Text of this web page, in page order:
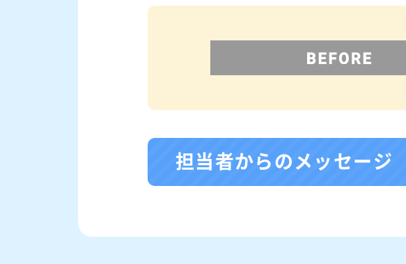
担当者からのメッセージ